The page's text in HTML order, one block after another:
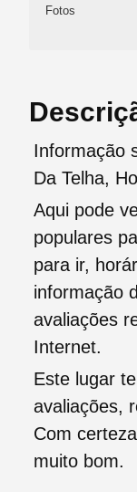
Fotos
Informação
Da Telha,
Aqui pode
populares
para ir,
informação
avaliações
Internet.
Este lugar
avaliações,
Com
muito bom.